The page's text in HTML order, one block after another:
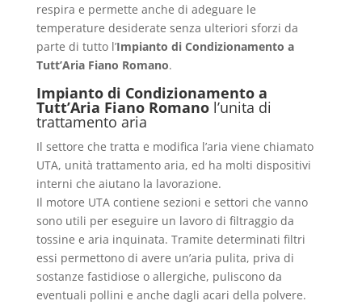
respira e permette anche di adeguare le
temperature desiderate senza ulteriori sforzi da
parte di tutto l’Impianto di Condizionamento a
Tutt’Aria Fiano Romano.
Impianto di Condizionamento a
Tutt’Aria Fiano Romanol’unita di
trattamento aria
Il settore che tratta e modifica l’aria viene chiamato
UTA, unità trattamento aria, ed ha molti dispositivi
interni che aiutano la lavorazione.
Il motore UTA contiene sezioni e settori che vanno
sono utili per eseguire un lavoro di filtraggio da
tossine e aria inquinata. Tramite determinati filtri
essi permettono di avere un’aria pulita, priva di
sostanze fastidiose o allergiche, puliscono da
eventuali pollini e anche dagli acari della polvere.